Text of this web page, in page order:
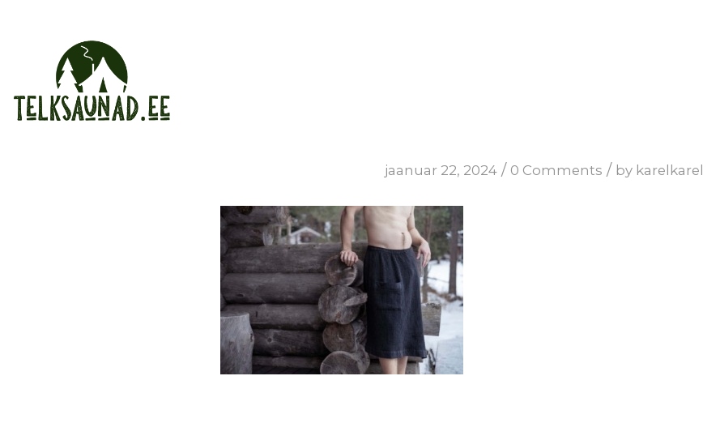
jaanuar 22, 2024 / 0 Comments / by karelkarel